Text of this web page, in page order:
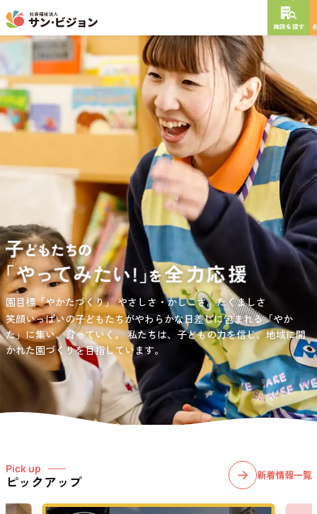
施設を探す
負担の少ない介護、ふれあいを大切にする介護、笑顔が溢れている
介護を目指して。
愛知・岐阜・長野の3県下で38施設・151事業所の介護関連事業所を運
営する社会福祉法人サン・ビジョンでは、今後ますます高まる介護
ニーズに幅広く対応していきます。
園目標「やかたづくり」やさしさ・かしこさ。たくましさ
笑顔いっぱいの子どもたちがやわらかな日差しに包まれる「やか
た」に集い、育っていく。私たちは、子どもの力を信じ、地域に開
かれた園づくりを目指しています。
サンサン・スクール東山公園では、小学生の児童が放課後安心して
過ごせる環境を提供するとともに、宿題・クラブ活動(英語・習字・
選択)などの学習面にも力を入れて行っている学童保育所です。
NEW OPEN
年
特別養護老人ホーム
短期入所生活介護
通所介護
居宅介護支援
グレイスフル砧公園
東京都世田谷区大蔵 3丁目4番12号
お問い合わせ先
03-6411-5781
担当：宮澤
Pick up
ピックアップ 新着情報一覧